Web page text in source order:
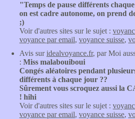
"Temps de pause différents
on est cadre autonome, on prend
;)
Voir d'autres sites sur le sujet :
voyance par email, voyance suisse,
Avis suridealvoyance.fr, par Moi
: Miss malabouiboui
Congés aléatoires pendant
différents à chaque jour ??
Sûrement vous scroquez aussi la
! hihi
Voir d'autres sites sur le sujet :
voyance par email, voyance suisse,